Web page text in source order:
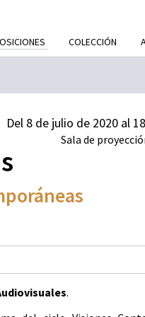
COLECCIÓN
Del 8 de julio de 2020 al
Sala de
.